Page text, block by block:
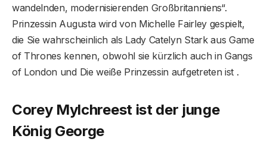
wandelnden, modernisierenden Großbritanniens“.
Prinzessin Augusta wird von Michelle Fairley gespielt,
die Sie wahrscheinlich als Lady Catelyn Stark aus Game
of Thrones kennen, obwohl sie kürzlich auch in Gangs
of London und Die weiße Prinzessin aufgetreten ist .
Corey Mylchreest ist der junge
König George